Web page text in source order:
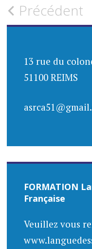
Navigation
des
articles
Précédent
13 rue du
51100 REIMS
FORMATION
Française
Veuillez vous